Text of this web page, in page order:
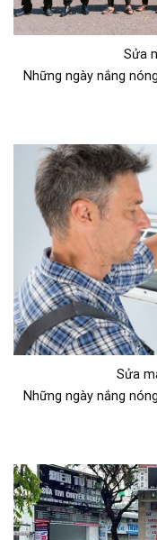
Sửa
Những ngày nắng
Sửa
Những ngày nắng